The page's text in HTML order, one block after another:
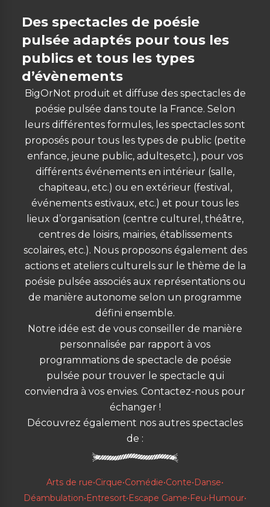
Des spectacles de poésie
pulsée adaptés pour tous les
publics et tous les types
d’évènements
BigOrNot produit et diffuse des spectacles de
poésie pulsée dans toute la France. Selon
leurs différentes formules, les spectacles sont
proposés pour tous les types de public (petite
enfance, jeune public, adultes,etc.), pour vos
différents événements en intérieur (salle,
chapiteau, etc.) ou en extérieur (festival,
événements estivaux, etc.) et pour tous les
lieux d’organisation (centre culturel, théâtre,
centres de loisirs, mairies, établissements
scolaires, etc.). Nous proposons également des
actions et ateliers culturels sur le thème de la
poésie pulsée associés aux représentations ou
de manière autonome selon un programme
défini ensemble.
Notre idée est de vous conseiller de manière
personnalisée par rapport à vos
programmations de spectacle de poésie
pulsée pour trouver le spectacle qui
conviendra à vos envies. Contactez-nous pour
échanger !
Découvrez également nos autres spectacles
de :
Arts de rue•Cirque•Comédie•Conte•Danse•
Déambulation•Entresort•Escape Game•Feu•Humour•